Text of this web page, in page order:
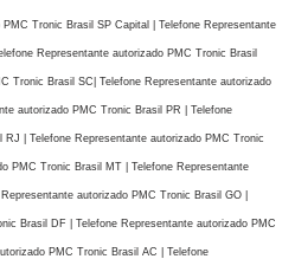
Tronic Brasil SP Capital | Telefone Representante
Representante autorizado PMC Tronic Brasil
Tronic Brasil SC| Telefone Representante autorizado
autorizado PMC Tronic Brasil PR | Telefone
| Telefone Representante autorizado PMC Tronic
PMC Tronic Brasil MT | Telefone Representante
autorizado PMC Tronic Brasil GO |
Brasil DF | Telefone Representante autorizado PMC
PMC Tronic Brasil AC | Telefone